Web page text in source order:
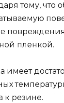
тому, что
пленкой.
имеет
к резине.